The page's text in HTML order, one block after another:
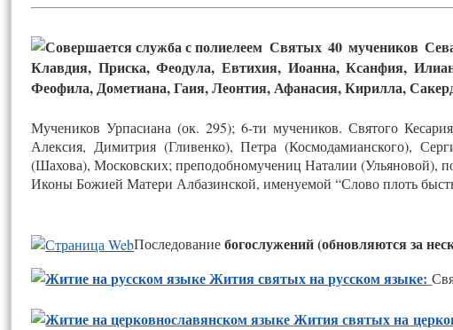
Святых 40 мучеников
Клавдия, Приска, Феодула, Евтихия, Иоанна, Ксанфия,
Феофила, Дометиана, Гаия, Леонтия, Афанасия, Кирилла,
Мучеников Урпасиана (ок. 295); 6-ти мучеников. Святого
Алексия, Димитрия (Гливенко), Петра (Космодамианского),
(Шахова), Московских; преподобномучениц Наталии (Ульяновой),
Иконы Божией Матери Албазинской, именуемой “Слово плоть
Пос­ле­дова­ниебо­гос­лу­жений(об­новля­ют­ся за
Жития святых на русском языке:
Жития святых на